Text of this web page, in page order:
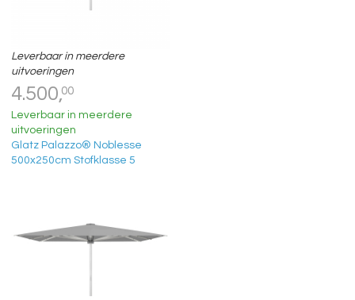
Leverbaar in meerdere
uitvoeringen
4.500,00
Leverbaar in meerdere
uitvoeringen
Glatz Palazzo® Noblesse
500x250cm Stofklasse 5